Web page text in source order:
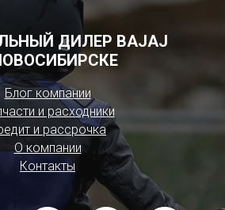
ДИЛЕР BAJAJ
Блог компании
и расходники
и рассрочка
О компании
Контакты